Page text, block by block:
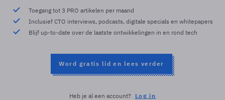
Toegang tot 3 PRO artikelen per maand
Inclusief CTO interviews, podcasts, digitale specials en whitepapers
Blijf up-to-date over de laatste ontwikkelingen in en rond tech
Word gratis lid en lees verder
Heb je al een account? Log in